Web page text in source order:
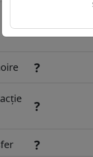
?
?
?
?